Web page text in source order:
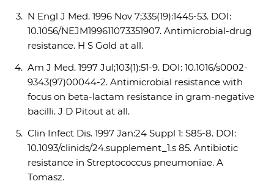
N Engl J Med. 1996 Nov 7;335(19):1445-53. DOI:
10.1056/NEJM199611073351907. Antimicrobial-drug
resistance. H S Gold at all.
Am J Med. 1997 Jul;103(1):51-9. DOI: 10.1016/s0002-
9343(97)00044-2. Antimicrobial resistance with
focus on beta-lactam resistance in gram-negative
bacilli. J D Pitout at all.
Clin Infect Dis. 1997 Jan:24 Suppl 1: S85-8. DOI:
10.1093/clinids/24.supplement_1.s 85. Antibiotic
resistance in Streptococcus pneumoniae. A
Tomasz.